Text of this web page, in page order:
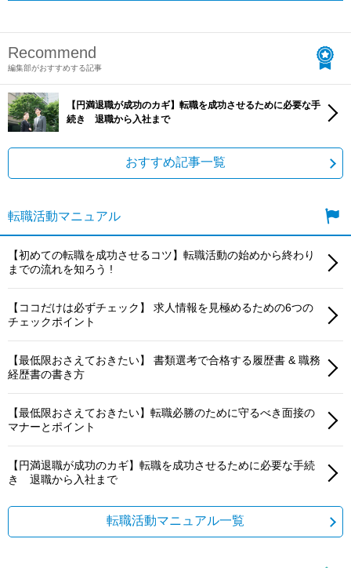
Recommend
編集部がおすすめする記事
【円満退職が成功のカギ】転職を成功させるために必要な手
続き 退職から入社まで
おすすめ記事一覧
転職活動マニュアル
【初めての転職を成功させるコツ】転職活動の始めから終わり
までの流れを知ろう !
【ココだけは必ずチェック】 求人情報を見極めるための6つの
チェックポイント
【最低限おさえておきたい】 書類選考で合格する履歴書 & 職務
経歴書の書き方
【最低限おさえておきたい】転職必勝のために守るべき面接の
マナーとポイント
【円満退職が成功のカギ】転職を成功させるために必要な手続
き 退職から入社まで
転職活動マニュアル一覧